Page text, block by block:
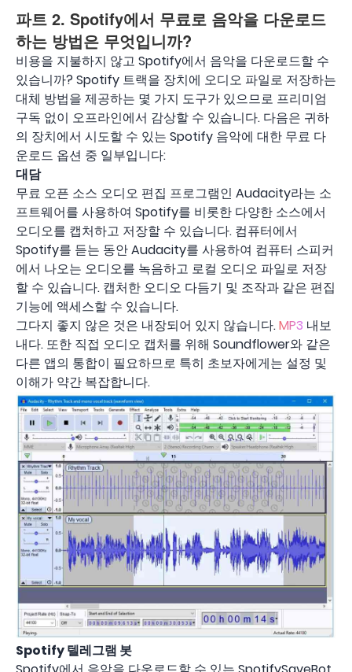
파트 2. Spotify에서 무료로 음악을 다운로드
하는 방법은 무엇입니까?
비용을 지불하지 않고 Spotify에서 음악을 다운로드할 수
있습니까? Spotify 트랙을 장치에 오디오 파일로 저장하는
대체 방법을 제공하는 몇 가지 도구가 있으므로 프리미엄
구독 없이 오프라인에서 감상할 수 있습니다. 다음은 귀하
의 장치에서 시도할 수 있는 Spotify 음악에 대한 무료 다
운로드 옵션 중 일부입니다:
대담
무료 오픈 소스 오디오 편집 프로그램인 Audacity라는 소
프트웨어를 사용하여 Spotify를 비롯한 다양한 소스에서
오디오를 캡처하고 저장할 수 있습니다. 컴퓨터에서
Spotify를 듣는 동안 Audacity를 사용하여 컴퓨터 스피커
에서 나오는 오디오를 녹음하고 로컬 오디오 파일로 저장
할 수 있습니다. 캡처한 오디오 다듬기 및 조작과 같은 편집
기능에 액세스할 수 있습니다.
그다지 좋지 않은 것은 내장되어 있지 않습니다.MP3 내보
내다. 또한 직접 오디오 캡처를 위해 Soundflower와 같은
다른 앱의 통합이 필요하므로 특히 초보자에게는 설정 및
이해가 약간 복잡합니다.
Spotify 텔레그램 봇